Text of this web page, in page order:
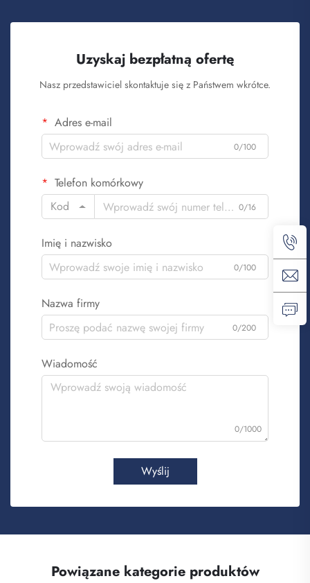
Uzyskaj bezpłatną ofertę
Nasz przedstawiciel skontaktuje się z Państwem wkrótce.
Adres e-mail
0/100
Telefon komórkowy
Kod
0/16
Imię i nazwisko
0/100
Nazwa firmy
0/200
Wiadomość
0/1000
Wyślij
Powiązane kategorie produktów